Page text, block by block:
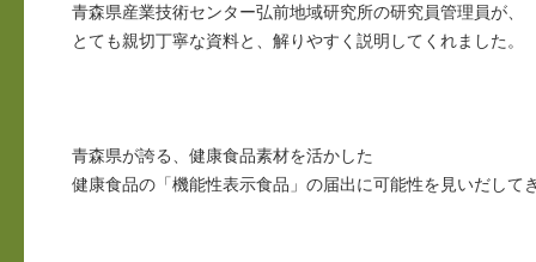
青森県産業技術センター弘前地域研究所の研究員管理員が、
とても親切丁寧な資料と、解りやすく説明してくれました。
青森県が誇る、健康食品素材を活かした
健康食品の「機能性表示食品」の届出に可能性を見いだして